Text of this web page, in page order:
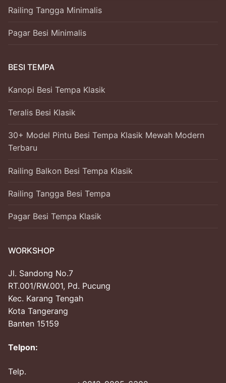
Railing Tangga Minimalis
Pagar Besi Minimalis
BESI TEMPA
Kanopi Besi Tempa Klasik
Teralis Besi Klasik
30+ Model Pintu Besi Tempa Klasik Mewah Modern
Terbaru
Railing Balkon Besi Tempa Klasik
Railing Tangga Besi Tempa
Pagar Besi Tempa Klasik
WORKSHOP
Jl. Sandong No.7
RT.001/RW.001, Pd. Pucung
Kec. Karang Tengah
Kota Tangerang
Banten 15159
Telpon:
Telp.